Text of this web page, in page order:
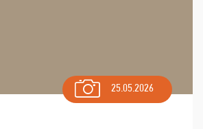
25.05.2026